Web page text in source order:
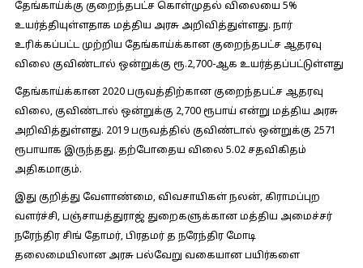
தேங்காய்க்கு குறைந்தபட்ச கொள்முதல் விலையை 5%
உயர்த்தியுள்ளதாக மத்திய அரசு அறிவித்துள்ளது. நார்
உரிக்கப்பட்ட முற்றிய தேங்காய்க்கான குறைந்தபட்ச ஆதரவு
விலை குவிண்டால் ஒன்றுக்கு ரூ.2,700-ஆக உயர்த்தப்பட்டுள்ளது
தேங்காய்க்கான 2020 பருவத்திற்கான குறைந்தபட்ச ஆதரவு
விலை, குவிண்டால் ஒன்றுக்கு 2,700 ரூபாய் என்று மத்திய அரசு
அறிவித்துள்ளது. 2019 பருவத்தில் குவிண்டால் ஒன்றுக்கு 2571
ரூபாயாக இருந்தது. தற்போதைய விலை 5.02 சதவிகிதம்
அதிகமாகும்.
இது குறித்து வேளாண்மை, விவசாயிகள் நலன், கிராமப்புற
வளர்ச்சி, பஞ்சாயத்துராஜ் துறைகளுக்கான மத்திய அமைச்சர்
நரேந்திர சிங் தோமர், பிரதமர் த நரேந்திர மோடி
தலைமையிலான அரசு பல்வேறு வகையான பயிர்களை